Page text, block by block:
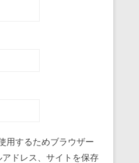
用するためブラウザー
ドレス、サイトを保存